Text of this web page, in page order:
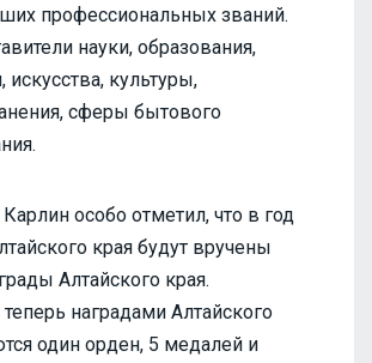
профессиональных званий.
науки, образования,
искусства, культуры,
сферы бытового
особо отметил, что в год
края будут вручены
Алтайского края.
наградами Алтайского
один орден, 5 медалей и